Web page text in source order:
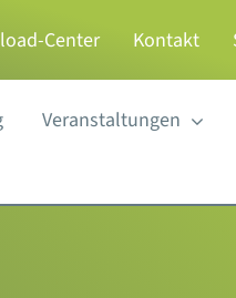
Center Kontakt
Veranstaltungen